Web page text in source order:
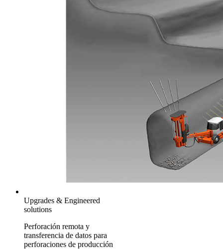
Upgrades & Engineered
solutions
Perforación remota y
transferencia de datos para
perforaciones de producción